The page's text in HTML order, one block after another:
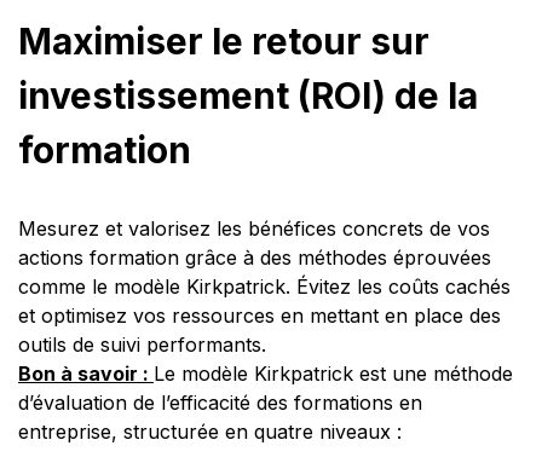
Maximiser le retour sur
investissement (ROI) de la
formation
Mesurez et valorisez les bénéfices concrets de vos
actions formation grâce à des méthodes éprouvées
comme le modèle Kirkpatrick. Évitez les coûts cachés
et optimisez vos ressources en mettant en place des
outils de suivi performants.
Bon à savoir : Le modèle Kirkpatrick est une méthode
d’évaluation de l’efficacité des formations en
entreprise, structurée en quatre niveaux :